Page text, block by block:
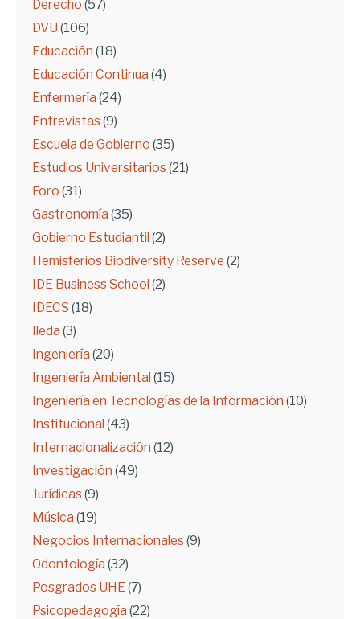
Derecho (57)
DVU (106)
Educación (18)
Educación Continua (4)
Enfermería (24)
Entrevistas (9)
Escuela de Gobierno (35)
Estudios Universitarios (21)
Foro (31)
Gastronomía (35)
Gobierno Estudiantil (2)
Hemisferios Biodiversity Reserve (2)
IDE Business School (2)
IDECS (18)
Ileda (3)
Ingeniería (20)
Ingeniería Ambiental (15)
Ingeniería en Tecnologías de la Información (10)
Institucional (43)
Internacionalización (12)
Investigación (49)
Jurídicas (9)
Música (19)
Negocios Internacionales (9)
Odontología (32)
Posgrados UHE (7)
Psicopedagogía (22)